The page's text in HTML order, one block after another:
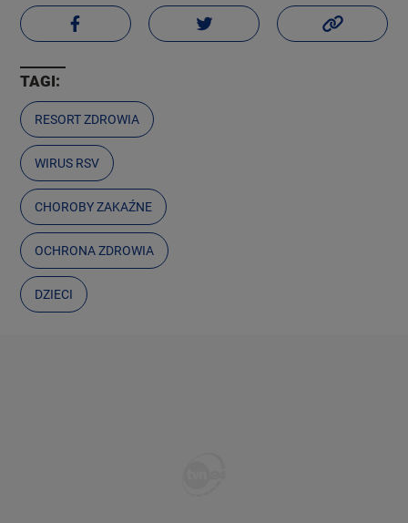
TAGI:
RESORT ZDROWIA
WIRUS RSV
CHOROBY ZAKAŹNE
OCHRONA ZDROWIA
DZIECI